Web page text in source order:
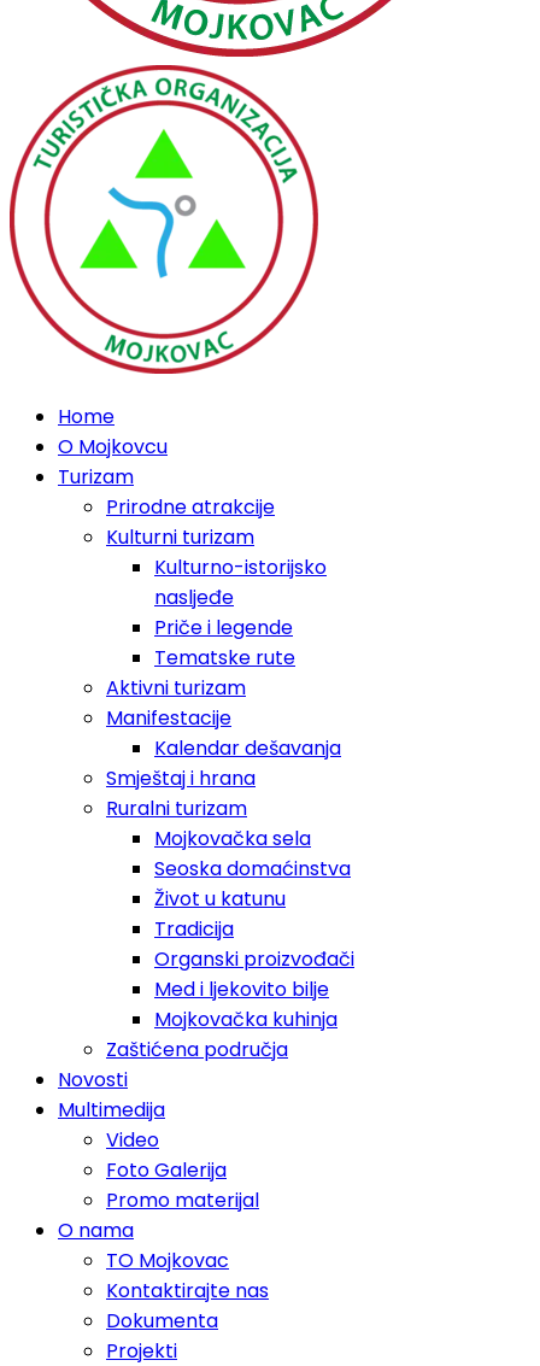
Home
O Mojkovcu
Turizam
Prirodne atrakcije
Kulturni turizam
Kulturno-istorijsko
nasljeđe
Priče i legende
Tematske rute
Aktivni turizam
Manifestacije
Kalendar dešavanja
Smještaj i hrana
Ruralni turizam
Mojkovačka sela
Seoska domaćinstva
Život u katunu
Tradicija
Organski proizvođači
Med i ljekovito bilje
Mojkovačka kuhinja
Zaštićena područja
Novosti
Multimedija
Video
Foto Galerija
Promo materijal
O nama
TO Mojkovac
Kontaktirajte nas
Dokumenta
Projekti